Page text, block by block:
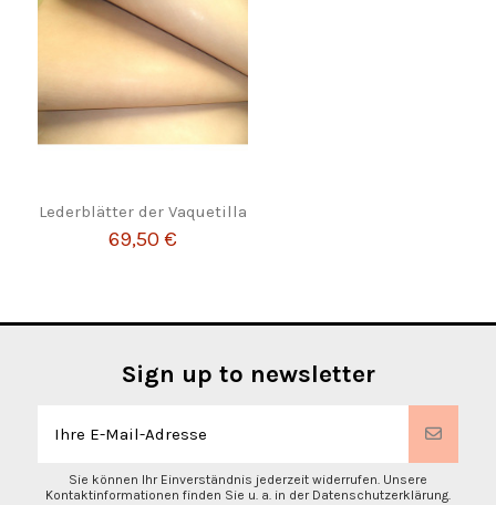
Lederblätter der Vaquetilla
69,50 €
Sign up to newsletter
Sie können Ihr Einverständnis jederzeit widerrufen. Unsere
Kontaktinformationen finden Sie u. a. in der Datenschutzerklärung.